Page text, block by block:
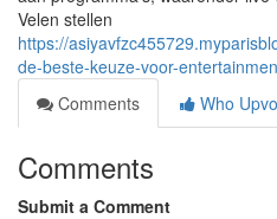
Velen stellen
https://
de-beste-keuze-voor-
Comments
Who
Comments
Submit a Comment